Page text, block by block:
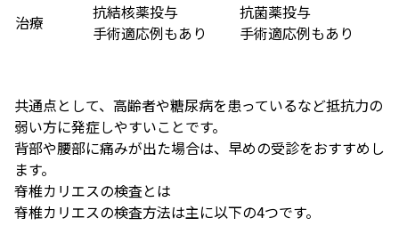
治療
抗結核薬投与
手術適応例もあり
抗菌薬投与
手術適応例もあり
共通点として、高齢者や糖尿病を患っているなど抵抗力の
弱い方に発症しやすいことです。
背部や腰部に痛みが出た場合は、早めの受診をおすすめし
ます。
脊椎カリエスの検査とは
脊椎カリエスの検査方法は主に以下の4つです。